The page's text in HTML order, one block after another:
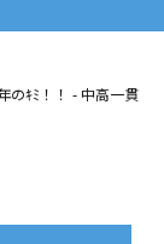
のｷﾐ！！ - 中高一貫